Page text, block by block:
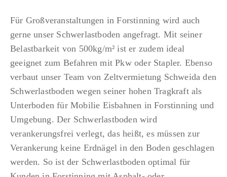
Für Großveranstaltungen in Forstinning wird auch
gerne unser Schwerlastboden angefragt. Mit seiner
Belastbarkeit von 500kg/m² ist er zudem ideal
geeignet zum Befahren mit Pkw oder Stapler. Ebenso
verbaut unser Team von Zeltvermietung Schweida den
Schwerlastboden wegen seiner hohen Tragkraft als
Unterboden für Mobilie Eisbahnen in Forstinning und
Umgebung. Der Schwerlastboden wird
verankerungsfrei verlegt, das heißt, es müssen zur
Verankerung keine Erdnägel in den Boden geschlagen
werden. So ist der Schwerlastboden optimal für